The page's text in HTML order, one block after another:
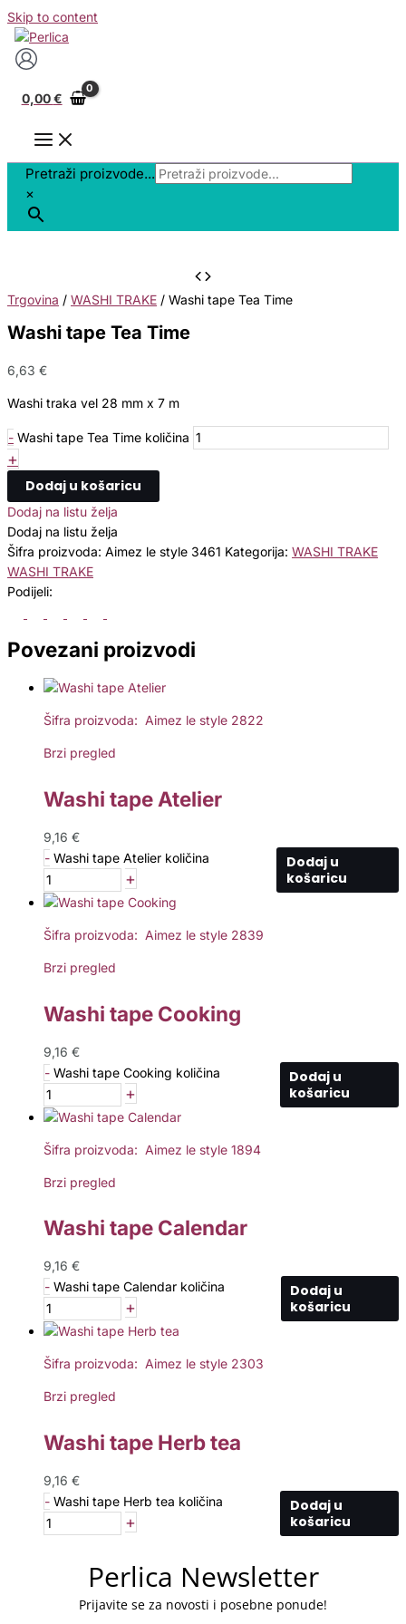
Skip to content
0,00€
Pretraži proizvode...
×
Trgovina / WASHI TRAKE / Washi tape Tea Time
Washi tape Tea Time
6,63 €
Washi traka vel 28 mm x 7 m
- Washi tape Tea Time količina
+
Dodaj u košaricu
Dodaj na listu želja
Dodaj na listu želja
Šifra proizvoda: Aimez le style 3461 Kategorija: WASHI TRAKE
WASHI TRAKE
Podijeli:
Povezani proizvodi
Šifra proizvoda: Aimez le style 2822
Brzi pregled
Washi tape Atelier
9,16 €
- Washi tape Atelier količina
+
Dodaj u
košaricu
Šifra proizvoda: Aimez le style 2839
Brzi pregled
Washi tape Cooking
9,16 €
- Washi tape Cooking količina
+
Dodaj u
košaricu
Šifra proizvoda: Aimez le style 1894
Brzi pregled
Washi tape Calendar
9,16 €
- Washi tape Calendar količina
+
Dodaj u
košaricu
Šifra proizvoda: Aimez le style 2303
Brzi pregled
Washi tape Herb tea
9,16 €
- Washi tape Herb tea količina
+
Dodaj u
košaricu
Perlica Newsletter
Prijavite se za novosti i posebne ponude!